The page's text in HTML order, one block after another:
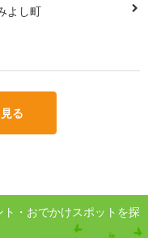
よし町
る
・おでかけスポットを探